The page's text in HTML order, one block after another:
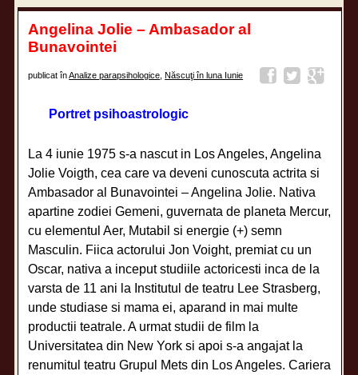
Angelina Jolie – Ambasador al
Bunavointei
publicat înAnalize parapsihologice ,Născuţi în luna Iunie
Portret psihoastrologic
La 4 iunie 1975 s-a nascut in Los Angeles, Angelina
Jolie Voigth, cea care va deveni cunoscuta actrita si
Ambasador al Bunavointei – Angelina Jolie. Nativa
apartine zodiei Gemeni, guvernata de planeta Mercur,
cu elementul Aer, Mutabil si energie (+) semn
Masculin. Fiica actorului Jon Voight, premiat cu un
Oscar, nativa a inceput studiile actoricesti inca de la
varsta de 11 ani la Institutul de teatru Lee Strasberg,
unde studiase si mama ei, aparand in mai multe
productii teatrale. A urmat studii de film la
Universitatea din New York si apoi s-a angajat la
renumitul teatru Grupul Mets din Los Angeles. Cariera